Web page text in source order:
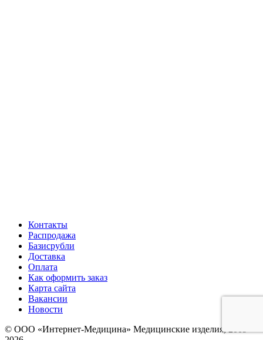
Контакты
Распродажа
Базисрубли
Доставка
Оплата
Как оформить заказ
Карта сайта
Вакансии
Новости
© ООО «Интернет-Медицина» Медицинские изделия, 2009-